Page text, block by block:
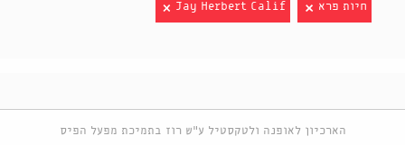
חיות פרא Jay Herbert Calif
הארכיון לאופנה ולטקסטיל ע"ש רוז בתמיכת מפעל הפיס